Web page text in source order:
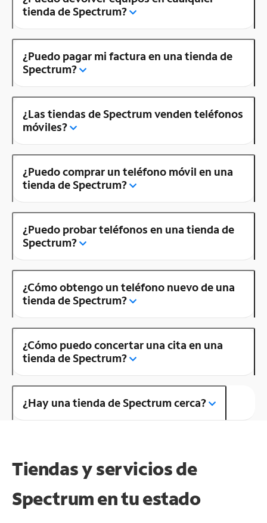
tienda de Spectrum?
¿Puedo pagar mi factura en una tienda de
Spectrum?
¿Las tiendas de Spectrum venden teléfonos
móviles?
¿Puedo comprar un teléfono móvil en una
tienda de Spectrum?
¿Puedo probar teléfonos en una tienda de
Spectrum?
¿Cómo obtengo un teléfono nuevo de una
tienda de Spectrum?
¿Cómo puedo concertar una cita en una
tienda de Spectrum?
¿Hay una tienda de Spectrum cerca?
Tiendas y servicios de
Spectrum en tu estado